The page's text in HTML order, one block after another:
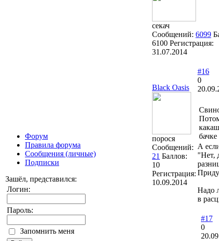
Форум
Правила форума
Сообщения (личные)
Подписки
Зашёл, представился:
Логин:
Пароль:
Запомнить меня
секач
Сообщений: 6099
6100 Регистрация:
31.07.2014
Black Oasis
порося
Сообщений:
21 Баллов:
10
Регистрация:
10.09.2014
#16
0
А
"Нет,
Надо
в
#17
0